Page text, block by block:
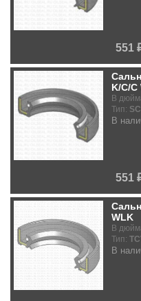
551
K/C/C
В
Тип:
В
551
WLK
В
Тип:
В